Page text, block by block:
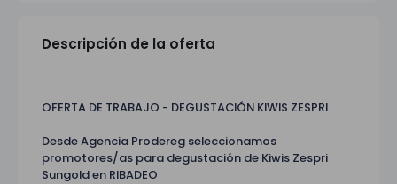
Descripción de la oferta
OFERTA DE TRABAJO - DEGUSTACIÓN KIWIS ZESPRI
Desde Agencia Prodereg seleccionamos
promotores/as para degustación de Kiwis Zespri
Sungold en RIBADEO